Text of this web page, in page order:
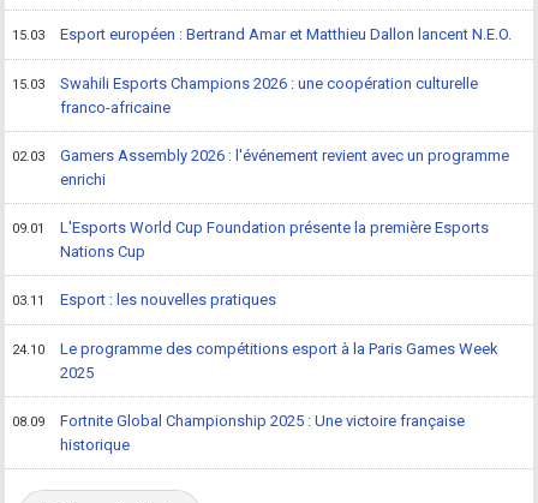
15.03 Esport européen : Bertrand Amar et Matthieu Dallon lancent N.E.O.
15.03
Swahili Esports Champions 2026 : une coopération culturelle
franco-africaine
02.03
Gamers Assembly 2026 : l'événement revient avec un programme
enrichi
09.01
L'Esports World Cup Foundation présente la première Esports
Nations Cup
03.11 Esport : les nouvelles pratiques
24.10
Le programme des compétitions esport à la Paris Games Week
2025
08.09
Fortnite Global Championship 2025 : Une victoire française
historique